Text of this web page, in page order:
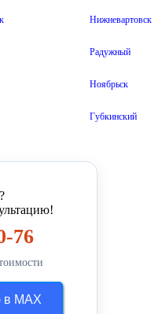
печати сменные
датеры
сургуч
тюмень дешево
Нижневартовск
Радужный
Ноябрьск
Губкинский
76
в MAX